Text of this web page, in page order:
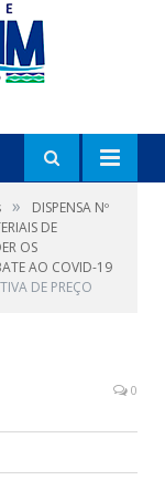
»
DISPENSA Nº
DE
OS
AO COVID-19
DE PREÇO
0